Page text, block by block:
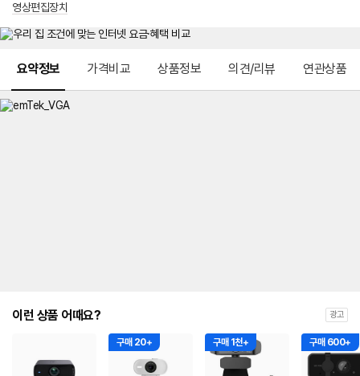
영상편집장치
요약정보 가격비교 상품정보 의견/리뷰 연관상품
이런 상품 어때요? 광고
구매 20+ 구매 1천+ 구매 600+